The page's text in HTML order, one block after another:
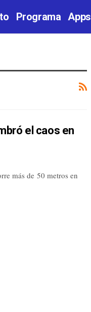
Programa Apps
el caos en
más de 50 metros en